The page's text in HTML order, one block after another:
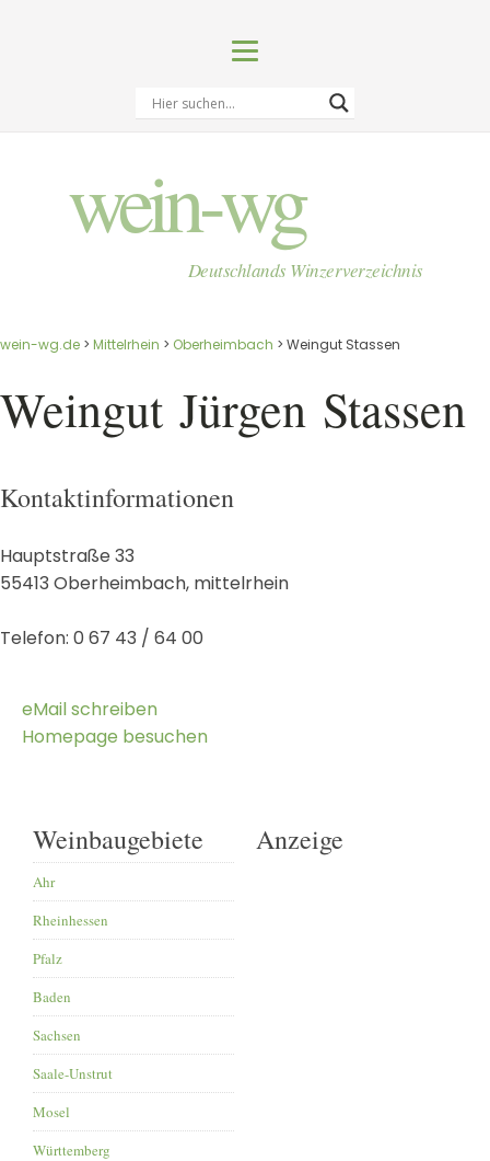
wein-wg
Deutschlands Winzerverzeichnis
wein-wg.de > Mittelrhein > Oberheimbach > Weingut Stassen
Weingut Jürgen Stassen
Kontaktinformationen
Hauptstraße 33
55413 Oberheimbach, mittelrhein
Telefon: 0 67 43 / 64 00
eMail schreiben
Homepage besuchen
Weinbaugebiete
Ahr
Rheinhessen
Pfalz
Baden
Sachsen
Saale-Unstrut
Mosel
Württemberg
Anzeige